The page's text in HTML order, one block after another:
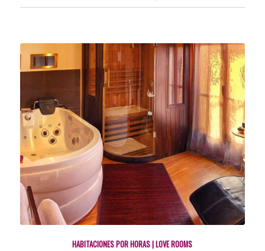
HABITACIONES POR HORAS | LOVE ROOMS